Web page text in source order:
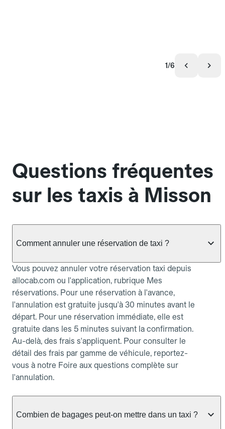
1/6
Questions fréquentes
sur les taxis à Misson
Comment annuler une réservation de taxi ?
Vous pouvez annuler votre réservation taxi depuis
allocab.com ou l'application, rubrique Mes
réservations. Pour une réservation à l'avance,
l'annulation est gratuite jusqu'à 30 minutes avant le
départ. Pour une réservation immédiate, elle est
gratuite dans les 5 minutes suivant la confirmation.
Au-delà, des frais s'appliquent. Pour consulter le
détail des frais par gamme de véhicule, reportez-
vous à notre Foire aux questions complète sur
l'annulation.
Combien de bagages peut-on mettre dans un taxi ?